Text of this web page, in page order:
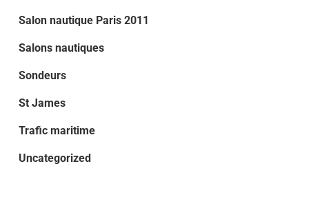
Salon nautique Paris 2011
Salons nautiques
Sondeurs
St James
Trafic maritime
Uncategorized